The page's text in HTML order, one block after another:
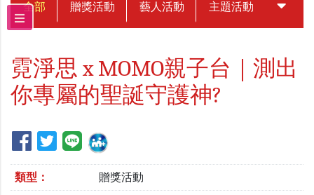
全部 贈獎活動 藝人活動 主題活動 中獎名
霓淨思 x MOMO親子台｜測出
你專屬的聖誕守護神?
類型： 贈獎活動